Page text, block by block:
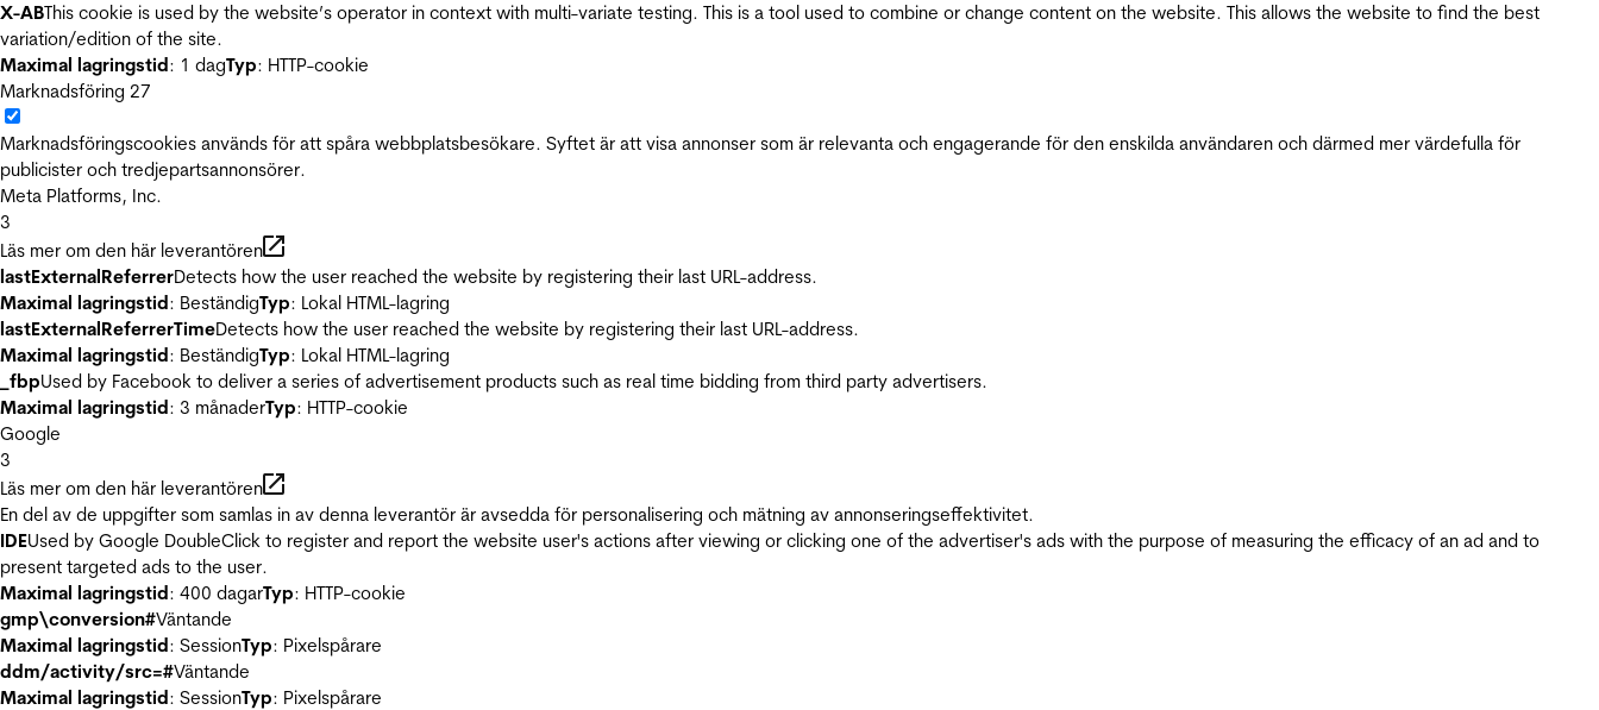
X-ABThis cookie is used by the website’s operator in context with multi-variate testing. This is a tool used to combine or change content on the website. This allows the website to find the best
variation/edition of the site.
Maximal lagringstid: 1 dagTyp: HTTP-cookie
Marknadsföring 27
Marknadsföringscookies används för att spåra webbplatsbesökare. Syftet är att visa annonser som är relevanta och engagerande för den enskilda användaren och därmed mer värdefulla för
publicister och tredjepartsannonsörer.
Meta Platforms, Inc.
3
Läs mer om den här leverantören
lastExternalReferrerDetects how the user reached the website by registering their last URL-address.
Maximal lagringstid: BeständigTyp: Lokal HTML-lagring
lastExternalReferrerTimeDetects how the user reached the website by registering their last URL-address.
Maximal lagringstid: BeständigTyp: Lokal HTML-lagring
_fbpUsed by Facebook to deliver a series of advertisement products such as real time bidding from third party advertisers.
Maximal lagringstid: 3 månaderTyp: HTTP-cookie
Google
3
Läs mer om den här leverantören
En del av de uppgifter som samlas in av denna leverantör är avsedda för personalisering och mätning av annonseringseffektivitet.
IDEUsed by Google DoubleClick to register and report the website user's actions after viewing or clicking one of the advertiser's ads with the purpose of measuring the efficacy of an ad and to
present targeted ads to the user.
Maximal lagringstid: 400 dagarTyp: HTTP-cookie
gmp\conversion#Väntande
Maximal lagringstid: SessionTyp: Pixelspårare
ddm/activity/src=#Väntande
Maximal lagringstid: SessionTyp: Pixelspårare